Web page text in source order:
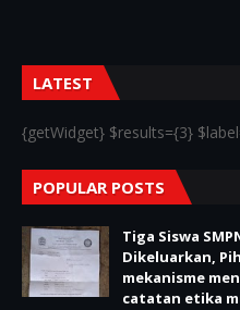
LATEST
{getWidget} $results={3}
POPULAR POSTS
Tiga Siswa
Dikeluarkan,
mekanisme
catatan etika